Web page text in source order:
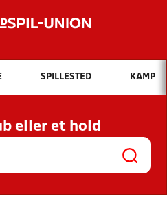
Hvad vil du søge efter?
INDHOLD OG NYHEDER
KLUBBER OG
SPILLESTED KAMP
eller et hold